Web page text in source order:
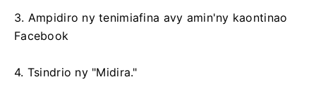
3. Ampidiro ny tenimiafina avy amin'ny kaontinao
Facebook
4. Tsindrio ny "Midira."